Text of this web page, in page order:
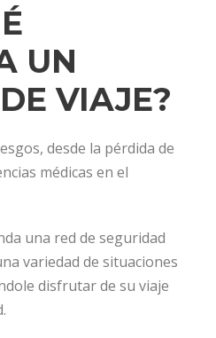
UN
VIAJE?
desde la pérdida de
médicas en el
una red de seguridad
variedad de situaciones
disfrutar de su viaje